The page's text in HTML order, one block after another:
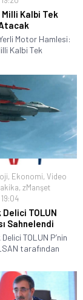
Milli Kalbi Tek
Motor Hamlesi:
Kalbi Tek
, Ekonomi, Video
, zManşet
Delici TOLUN
Sahnelendi
Delici TOLUN P’nin
tarafından